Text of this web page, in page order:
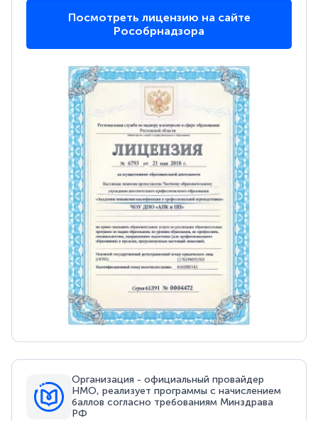
Посмотреть лицензию на сайте
Рособрнадзора
Организация - официальный провайдер
НМО, реализует программы с начислением
баллов согласно требованиям Минздрава
РФ